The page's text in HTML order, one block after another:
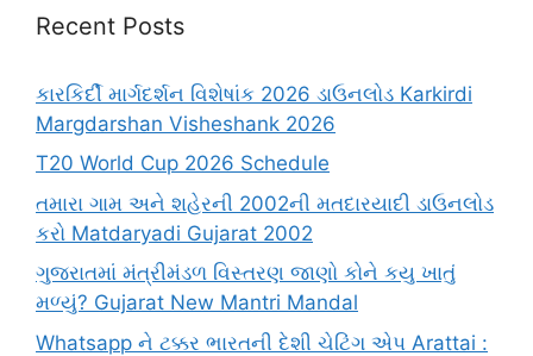
Recent Posts
કારકિર્દી માર્ગદર્શન વિશેષાંક 2026 ડાઉનલોડ Karkirdi
Margdarshan Visheshank 2026
T20 World Cup 2026 Schedule
તમારા ગામ અને શહેરની 2002ની મતદારયાદી ડાઉનલોડ
કરો Matdaryadi Gujarat 2002
ગુજરાતમાં મંત્રીમંડળ વિસ્તરણ જાણો કોને કયુ ખાતું
મળ્યું? Gujarat New Mantri Mandal
Whatsapp ને ટક્કર ભારતની દેશી ચેટિંગ એપ Arattai :